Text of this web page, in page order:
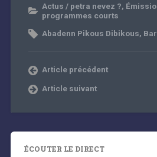
Actus / petra nevez ?,
programmes courts
Abadenn Pikous Dibikous,
Article précédent
Article suivant
ÉCOUTER LE DIRECT